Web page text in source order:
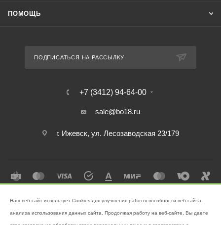
ПОМОЩЬ
ПОДПИСАТЬСЯ НА РАССЫЛКУ
+7 (3412) 94-64-00
sale@bo18.ru
г. Ижевск, ул. Лесозаводская 23/179
поддержании чистоты!
Наш веб-сайт использует Cookies для улучшения работоспособности веб-сайта,
анализа использования данных сайта. Продолжая работу на веб-сайте, Вы даете